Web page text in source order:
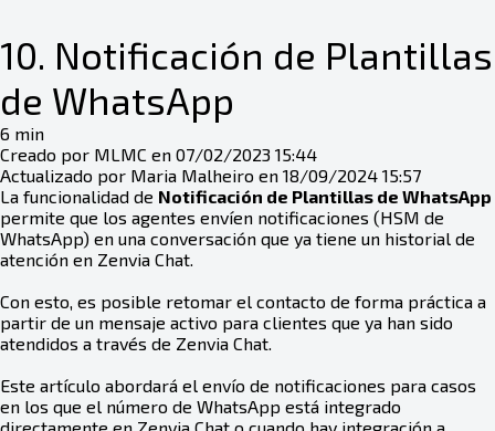
10. Notificación de Plantillas
de WhatsApp
6 min
Creado por MLMC en 07/02/2023 15:44
Actualizado por Maria Malheiro en 18/09/2024 15:57
La funcionalidad de Notificación de Plantillas de WhatsApp
permite que los agentes envíen notificaciones (HSM de
WhatsApp) en una conversación que ya tiene un historial de
atención en Zenvia Chat.
Con esto, es posible retomar el contacto de forma práctica a
partir de un mensaje activo para clientes que ya han sido
atendidos a través de Zenvia Chat.
Este artículo abordará el envío de notificaciones para casos
en los que el número de WhatsApp está integrado